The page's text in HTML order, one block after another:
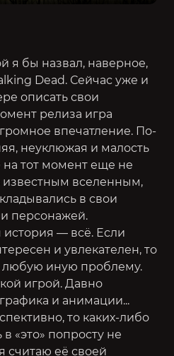
я бы назвал, наверное,
Dead. Сейчас уже и
описать свои
релиза игра
впечатление. По-
неуклюжая и малость
на тот момент еще не
вселенным,
в свои
персонажей.
— всё. Если
и увлекателен, то
любую иную проблему.
игрой. Давно
и анимации...
то каких-либо
«это» попросту не
считаю её своей